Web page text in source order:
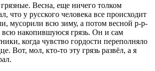
Весна, еще ничего толком
что у русского человека все происходит
мусорили всю зиму, а потом весной р-р-
всю накопившуюся грязь. Он и сам
когда чувство гордости переполняло
Вот, мол, кто-то эту грязь развёл, а я